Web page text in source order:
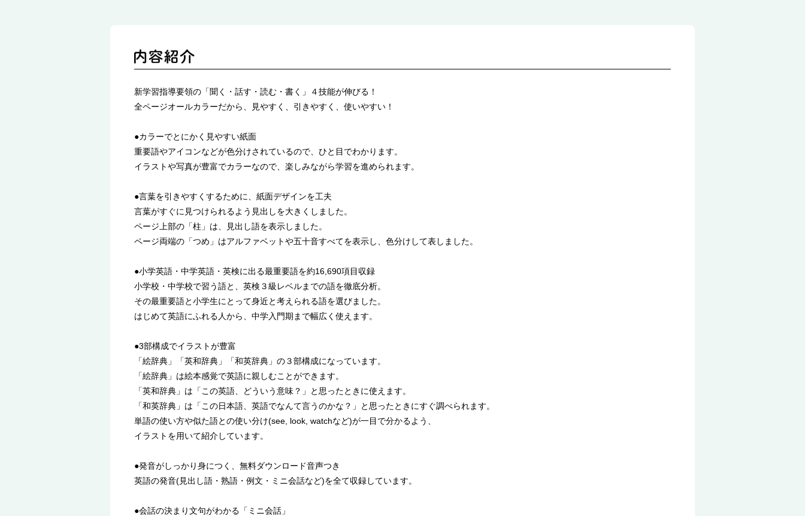
新学習指導要領の「聞く・話す・読む・書く」４技能が伸びる！
全ページオールカラーだから、見やすく、引きやすく、使いやすい！
●カラーでとにかく見やすい紙面
重要語やアイコンなどが色分けされているので、ひと目でわかります。
イラストや写真が豊富でカラーなので、楽しみながら学習を進められます。
●言葉を引きやすくするために、紙面デザインを工夫
言葉がすぐに見つけられるよう見出しを大きくしました。
ページ上部の「柱」は、見出し語を表示しました。
ページ両端の「つめ」はアルファベットや五十音すべてを表示し、色分けして表しました。
●小学英語・中学英語・英検に出る最重要語を約16,690項目収録
小学校・中学校で習う語と、英検３級レベルまでの語を徹底分析。
その最重要語と小学生にとって身近と考えられる語を選びました。
はじめて英語にふれる人から、中学入門期まで幅広く使えます。
●3部構成でイラストが豊富
「絵辞典」「英和辞典」「和英辞典」の３部構成になっています。
「絵辞典」は絵本感覚で英語に親しむことができます。
「英和辞典」は「この英語、どういう意味？」と思ったときに使えます。
「和英辞典」は「この日本語、英語でなんて言うのかな？」と思ったときにすぐ調べられます。
単語の使い方や似た語との使い分け(see, look, watchなど)が一目で分かるよう、
イラストを用いて紹介しています。
●発音がしっかり身につく、無料ダウンロード音声つき
英語の発音(見出し語・熟語・例文・ミニ会話など)を全て収録しています。
●会話の決まり文句がわかる「ミニ会話」